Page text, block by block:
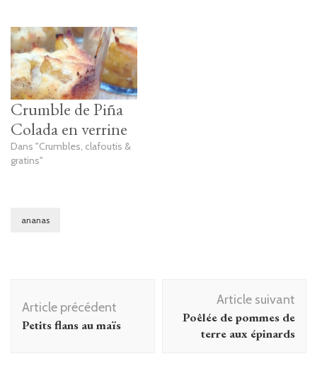
Crumble de Piña
Colada en verrine
Dans "Crumbles, clafoutis &
gratins"
ananas
d'article
Article précédent
Petits flans au maïs
Article suivant
Poêlée de pommes de
terre aux épinards